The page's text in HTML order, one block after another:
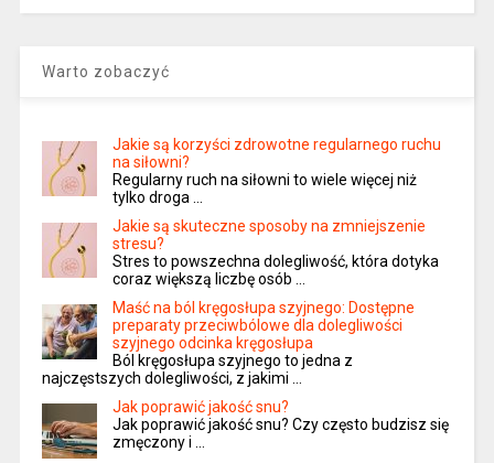
Warto zobaczyć
Jakie są korzyści zdrowotne regularnego ruchu
na siłowni?
Regularny ruch na siłowni to wiele więcej niż
tylko droga …
Jakie są skuteczne sposoby na zmniejszenie
stresu?
Stres to powszechna dolegliwość, która dotyka
coraz większą liczbę osób …
Maść na ból kręgosłupa szyjnego: Dostępne
preparaty przeciwbólowe dla dolegliwości
szyjnego odcinka kręgosłupa
Ból kręgosłupa szyjnego to jedna z
najczęstszych dolegliwości, z jakimi …
Jak poprawić jakość snu?
Jak poprawić jakość snu? Czy często budzisz się
zmęczony i …